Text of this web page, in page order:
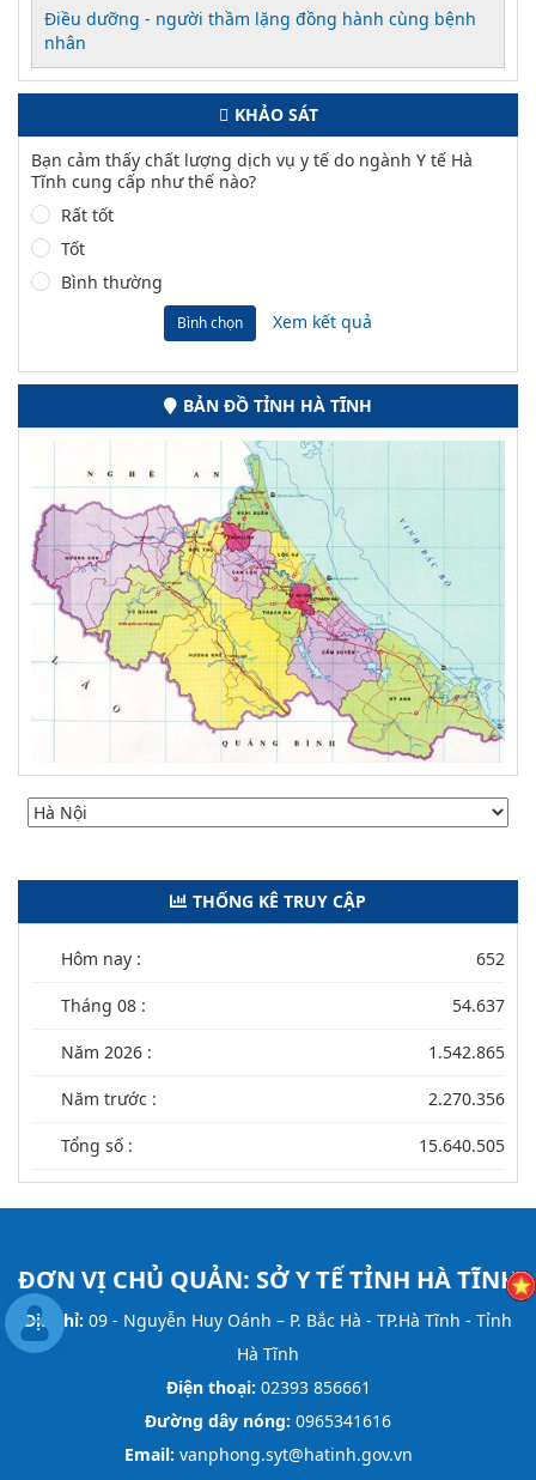
Điều dưỡng - người thầm lặng đồng hành cùng bệnh
nhân
KHẢO SÁT
Bạn cảm thấy chất lượng dịch vụ y tế do ngành Y tế Hà
Tĩnh cung cấp như thế nào?
Rất tốt
Tốt
Bình thường
Bình chọn Xem kết quả
BẢN ĐỒ TỈNH HÀ TĨNH
THỐNG KÊ TRUY CẬP
Hôm nay : 652
Tháng 08 : 54.637
Năm 2026 : 1.542.865
Năm trước : 2.270.356
Tổng số : 15.640.505
ĐƠN VỊ CHỦ QUẢN: SỞ Y TẾ TỈNH HÀ TĨNH
Địa chỉ: 09 - Nguyễn Huy Oánh – P. Bắc Hà - TP.Hà Tĩnh - Tỉnh
Hà Tĩnh
Điện thoại: 02393 856661
Đường dây nóng: 0965341616
Email: vanphong.syt@hatinh.gov.vn